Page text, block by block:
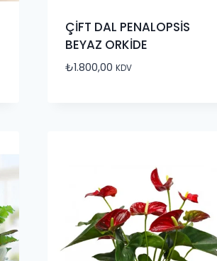
ÇİFT DAL PENALOPSİS
BEYAZ ORKİDE
₺1.800,00 KDV